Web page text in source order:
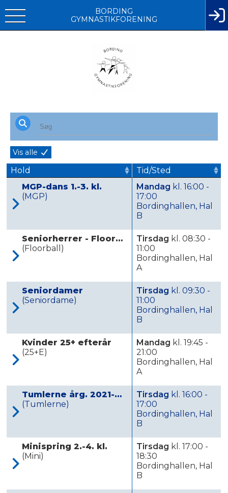
BORDING
GYMNASTIKFORENING
Vis alle
Hold
Tid/Sted
MGP-dans 1.-3. kl.
(MGP)
Mandag kl. 16:00 -
17:00
Bordinghallen, Hal
B
Seniorherrer - Floorball
(Floorball)
Tirsdag kl. 08:30 -
11:00
Bordinghallen, Hal
A
Seniordamer
(Seniordame)
Tirsdag kl. 09:30 -
11:00
Bordinghallen, Hal
B
Kvinder 25+ efterår
(25+E)
Mandag kl. 19:45 -
21:00
Bordinghallen, Hal
A
Tumlerne årg. 2021-2022
(Tumlerne)
Tirsdag kl. 16:00 -
17:00
Bordinghallen, Hal
B
Minispring 2.-4. kl.
(Mini)
Tirsdag kl. 17:00 -
18:30
Bordinghallen, Hal
B